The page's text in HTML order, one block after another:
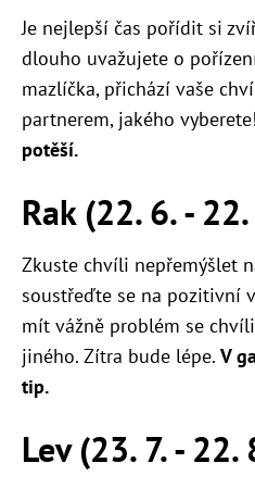
Je nejlepší čas pořídit si
dlouho uvažujete o
mazlíčka, přichází vaše
partnerem, jakého vyberete!
potěší.
Rak (22. 6. - 22.
Zkuste chvíli nepřemýšlet
soustřeďte se na pozitivní
mít vážně problém se
jiného. Zítra bude lépe. V
tip.
Lev (23. 7. - 22.